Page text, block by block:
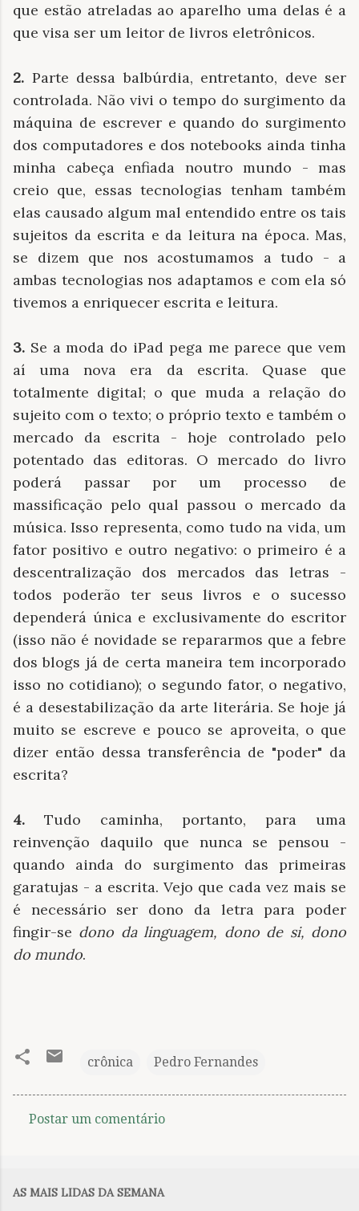
que estão atreladas ao aparelho uma delas é a
que visa ser um leitor de livros eletrônicos.
2. Parte dessa balbúrdia, entretanto, deve ser
controlada. Não vivi o tempo do surgimento da
máquina de escrever e quando do surgimento
dos computadores e dos notebooks ainda tinha
minha cabeça enfiada noutro mundo - mas
creio que, essas tecnologias tenham também
elas causado algum mal entendido entre os tais
sujeitos da escrita e da leitura na época. Mas,
se dizem que nos acostumamos a tudo - a
ambas tecnologias nos adaptamos e com ela só
tivemos a enriquecer escrita e leitura.
3. Se a moda do iPad pega me parece que vem
aí uma nova era da escrita. Quase que
totalmente digital; o que muda a relação do
sujeito com o texto; o próprio texto e também o
mercado da escrita - hoje controlado pelo
potentado das editoras. O mercado do livro
poderá passar por um processo de
massificação pelo qual passou o mercado da
música. Isso representa, como tudo na vida, um
fator positivo e outro negativo: o primeiro é a
descentralização dos mercados das letras -
todos poderão ter seus livros e o sucesso
dependerá única e exclusivamente do escritor
(isso não é novidade se repararmos que a febre
dos blogs já de certa maneira tem incorporado
isso no cotidiano); o segundo fator, o negativo,
é a desestabilização da arte literária. Se hoje já
muito se escreve e pouco se aproveita, o que
dizer então dessa transferência de "poder" da
escrita?
4. Tudo caminha, portanto, para uma
reinvenção daquilo que nunca se pensou -
quando ainda do surgimento das primeiras
garatujas - a escrita. Vejo que cada vez mais se
é necessário ser dono da letra para poder
fingir-se dono da linguagem, dono de si, dono
do mundo.
crônica Pedro Fernandes
Postar um comentário
AS MAIS LIDAS DA SEMANA